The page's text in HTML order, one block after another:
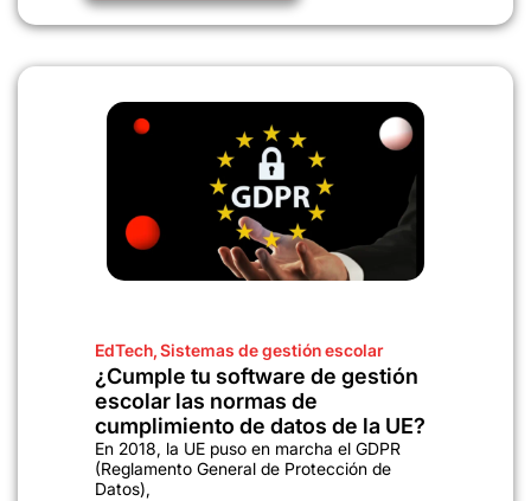
EdTech,Sistemas de gestión escolar
¿Cumple tu software de gestión
escolar las normas de
cumplimiento de datos de la UE?
En 2018, la UE puso en marcha el GDPR
(Reglamento General de Protección de
Datos),